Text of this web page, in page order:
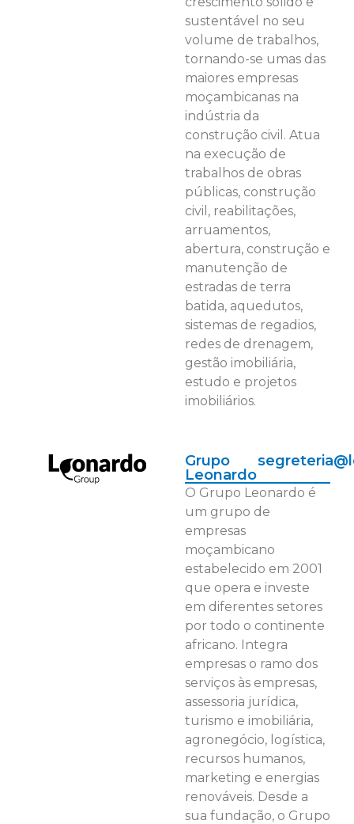
sustentável no seu
volume de trabalhos,
tornando-se umas das
maiores empresas
moçambicanas na
indústria da
construção civil. Atua
na execução de
trabalhos de obras
públicas, construção
civil, reabilitações,
arruamentos,
abertura, construção e
manutenção de
estradas de terra
batida, aquedutos,
sistemas de regadios,
redes de drenagem,
gestão imobiliária,
estudo e projetos
imobiliários.
Grupo
Leonardo
O Grupo Leonardo é
um grupo de
empresas
moçambicano
estabelecido em 2001
que opera e investe
em diferentes setores
por todo o continente
africano. Integra
empresas o ramo dos
serviços às empresas,
assessoria jurídica,
turismo e imobiliária,
agronegócio, logística,
recursos humanos,
marketing e energias
renováveis. Desde a
sua fundação, o Grupo